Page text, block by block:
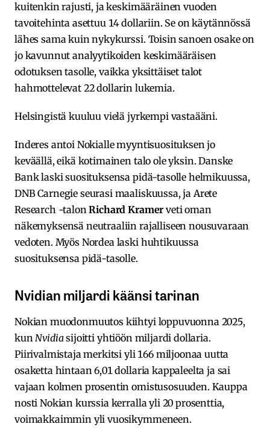
kuitenkin rajusti, ja keskimääräinen vuoden
tavoitehinta asettuu 14 dollariin. Se on käytännössä
lähes sama kuin nykykurssi. Toisin sanoen osake on
jo kavunnut analyytikoiden keskimääräisen
odotuksen tasolle, vaikka yksittäiset talot
hahmottelevat 22 dollarin lukemia.
Helsingistä kuuluu vielä jyrkempi vastaääni.
Inderes antoi Nokialle myyntisuosituksen jo
keväällä, eikä kotimainen talo ole yksin. Danske
Bank laski suosituksensa pidä-tasolle helmikuussa,
DNB Carnegie seurasi maaliskuussa, ja Arete
Research -talonRichard Kramerveti oman
näkemyksensä neutraaliin rajalliseen nousuvaraan
vedoten. Myös Nordea laski huhtikuussa
suosituksensa pidä-tasolle.
Nvidian miljardi käänsi tarinan
Nokian muodonmuutos kiihtyi loppuvuonna 2025,
kunNvidiasijoitti yhtiöön miljardi dollaria.
Piirivalmistaja merkitsi yli 166 miljoonaa uutta
osaketta hintaan 6,01 dollaria kappaleelta ja sai
vajaan kolmen prosentin omistusosuuden. Kauppa
nosti Nokian kurssia kerralla yli 20 prosenttia,
voimakkaimmin yli vuosikymmeneen.